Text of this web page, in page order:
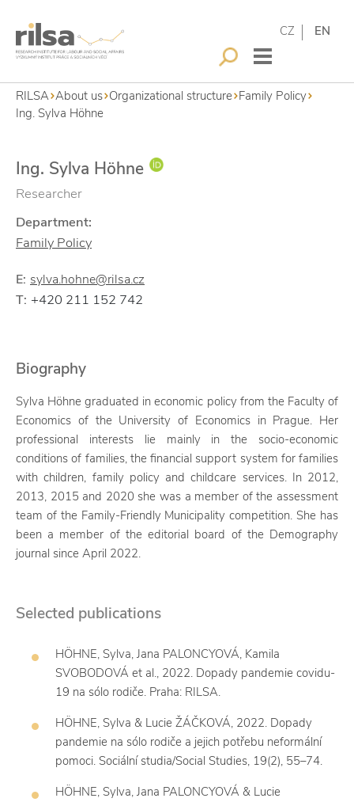
CZ EN
RILSA About us Organizational structure Family Policy
Ing. Sylva Höhne
Ing. Sylva Höhne
Researcher
Department:
Family Policy
E: sylva.hohne@rilsa.cz
T: +420 211 152 742
Biography
Sylva Höhne graduated in economic policy from the Faculty of
Economics of the University of Economics in Prague. Her
professional interests lie mainly in the socio-economic
conditions of families, the financial support system for families
with children, family policy and childcare services. In 2012,
2013, 2015 and 2020 she was a member of the assessment
team of the Family-Friendly Municipality competition. She has
been a member of the editorial board of the Demography
journal since April 2022.
Selected publications
HÖHNE, Sylva, Jana PALONCYOVÁ, Kamila
SVOBODOVÁ et al., 2022. Dopady pandemie covidu-
19 na sólo rodiče. Praha: RILSA.
HÖHNE, Sylva & Lucie ŽÁČKOVÁ, 2022. Dopady
pandemie na sólo rodiče a jejich potřebu neformální
pomoci. Sociální studia/Social Studies, 19(2), 55–74.
HÖHNE, Sylva, Jana PALONCYOVÁ & Lucie